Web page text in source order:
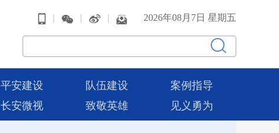
| | | 2026年08月7日 星期五
平安建设 队伍建设
案例指导
长安微视 致敬英雄 见义勇为